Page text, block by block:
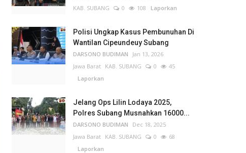
KAB. SUBANG
0 108 Laporkan
Polisi Ungkap Kasus Pembunuhan Di
Wantilan Cipeundeuy Subang
DARSONO BUDIMAN
Jan 13, 2026
Jawa Barat KAB. SUBANG 0
45
Laporkan
Jelang Ops Lilin Lodaya 2025,
Polres Subang Musnahkan 16000...
DARSONO BUDIMAN
Dec 18, 2025
Jawa Barat KAB. SUBANG 0
68
Laporkan